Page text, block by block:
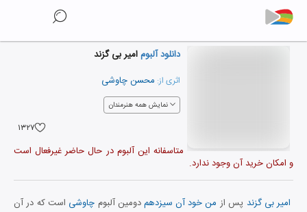
دانلود آلبومامیر بی گزند
اثری از: محسن چاوشی
نمایش همه هنرمندان
۱۳۲۷
متاسفانه این آلبوم در حال حاضر غیرفعال است
و امکان خرید آن وجود ندارد.
امیر بی گزند پس از من خود آن سیزدهمدومین آلبوم چاوشی است که در آن